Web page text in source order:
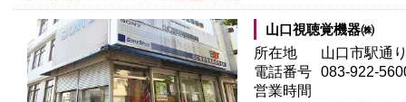
山口視聴覚機器㈱
所在地
山口市駅通
電話番号 083-922-
営業時間